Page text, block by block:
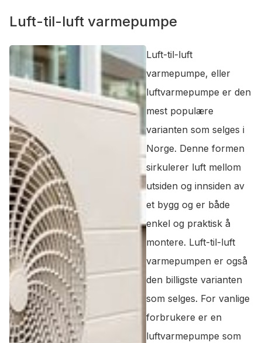
Luft-til-luft varmepumpe
Luft-til-luft
varmepumpe, eller
luftvarmepumpe er den
mest populære
varianten som selges i
Norge. Denne formen
sirkulerer luft mellom
utsiden og innsiden av
et bygg og er både
enkel og praktisk å
montere. Luft-til-luft
varmepumpen er også
den billigste varianten
som selges. For vanlige
forbrukere er en
luftvarmepumpe som